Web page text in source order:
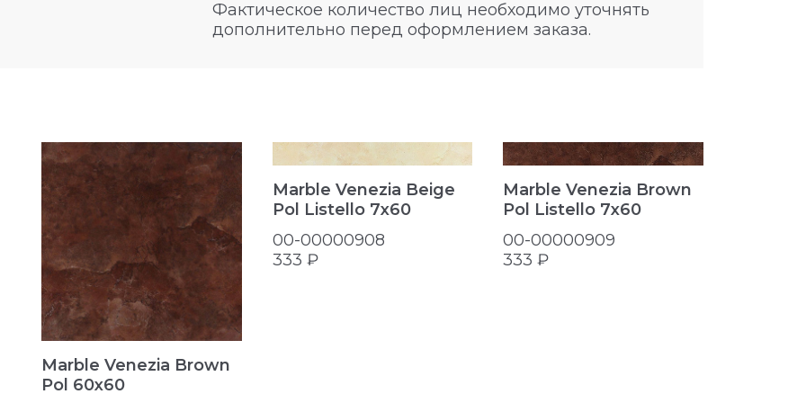
Фактическое количество лиц необходимо уточнять
дополнительно перед оформлением заказа.
Marble Venezia Brown
Pol 60x60
Marble Venezia Beige
Pol Listello 7x60
00-00000908
333 ₽
Marble Venezia Brown
Pol Listello 7x60
00-00000909
333 ₽